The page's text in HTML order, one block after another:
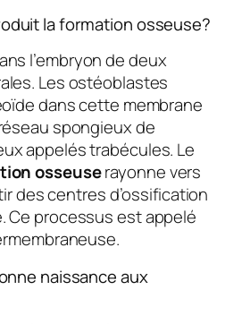
la formation osseuse?
l’embryon de deux
Les ostéoblastes
dans cette membrane
spongieux de
appelés trabécules. Le
osseuserayonne vers
des centres d’ossification
Ce processus est appelé
naissance aux